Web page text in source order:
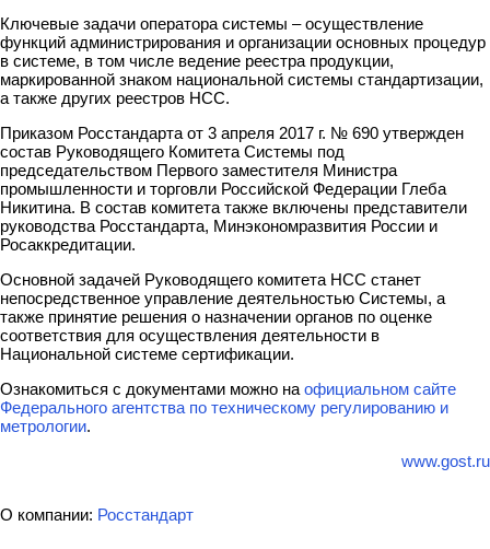
Ключевые задачи оператора системы – осуществление
функций администрирования и организации основных процедур
в системе, в том числе ведение реестра продукции,
маркированной знаком национальной системы стандартизации,
а также других реестров НСС.
Приказом Росстандарта от 3 апреля 2017 г. № 690 утвержден
состав Руководящего Комитета Системы под
председательством Первого заместителя Министра
промышленности и торговли Российской Федерации Глеба
Никитина. В состав комитета также включены представители
руководства Росстандарта, Минэкономразвития России и
Росаккредитации.
Основной задачей Руководящего комитета НСС станет
непосредственное управление деятельностью Системы, а
также принятие решения о назначении органов по оценке
соответствия для осуществления деятельности в
Национальной системе сертификации.
Ознакомиться с документами можно на официальном сайте
Федерального агентства по техническому регулированию и
метрологии.
www.gost.ru
О компании: Росстандарт